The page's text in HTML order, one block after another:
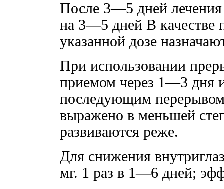
После 3—5 дней лечения
на 3—5 дней В качестве
указанной дозе
При использовании
приемом через 1—3 дня
последующим
выражено в меньшей
развиваются реже.
Для снижения
мг. 1 раз в 1—6 дней;